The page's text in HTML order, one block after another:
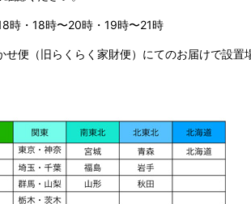
時・18時〜20時・19時〜21時
便（旧らくらく家財便）にてのお届けで設置